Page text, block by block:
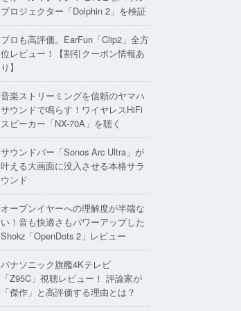
プロジェクター「Dolphin 2」を検証
プロも高評価。EarFun「Clip2」全方
位レビュー！【割引クーポン情報あ
り】
音楽ストリーミングを信頼のヤマハ
サウンドで鳴らす！ワイヤレスHiFi
スピーカー「NX-70A」を聴く
サウンドバー「Sonos Arc Ultra」が
叶える大画面に没入させる本格サラ
ウンド
オープンイヤーへの理解度が半端な
い！音も快適さもパワーアップした
Shokz「OpenDots 2」レビュー
パナソニック旗艦4Kテレビ
「Z95C」視聴レビュー！ 評論家が
「傑作」と高評価する理由とは？